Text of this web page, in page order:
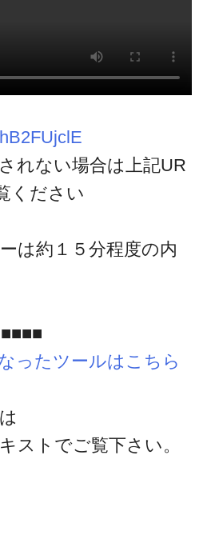
れない場合は上記UR
ください
は約１５分程度の内
ったツールはこちら
ストでご覧下さい。